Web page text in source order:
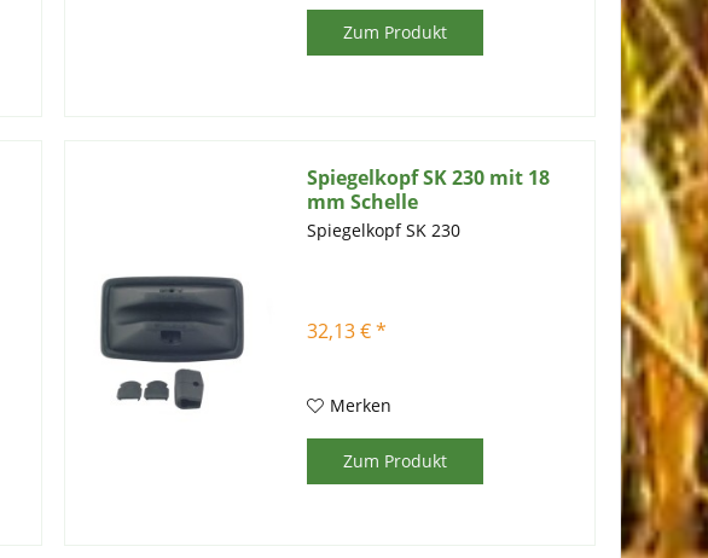
Zum Produkt
Spiegelkopf SK 230 mit 18
mm Schelle
Spiegelkopf SK 230
32,13 € *
Merken
Zum Produkt